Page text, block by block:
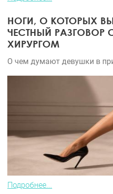
НОГИ, О КОТОРЫХ
ЧЕСТНЫЙ РАЗГОВОР
ХИРУРГОМ
О чем думают девушки в
Подробнее...